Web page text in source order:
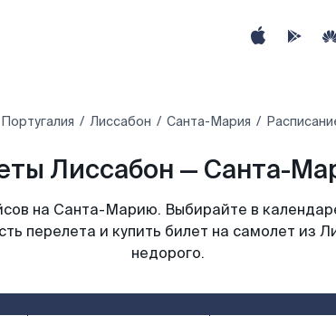
Португалия Лиссабон Санта-Мария
Лиссабон — Санта-
на Санта-Марию. Выбирайте в
перелета и купить билет на самолет из
недорого.